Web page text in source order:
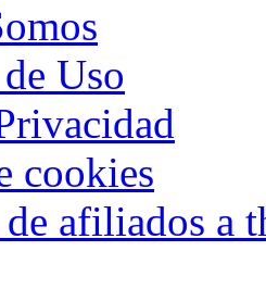
Uso
cookies
afiliados a